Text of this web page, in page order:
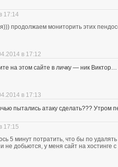
17:14
продолжаем мониторить этих
в 17:12
на этом сайте в личку — ник Виктор…
в 17:13
пытались атаку сделать??? Утром
17:15
5 минут потратить, что бы по
не добьются, у меня сайт на хостинге